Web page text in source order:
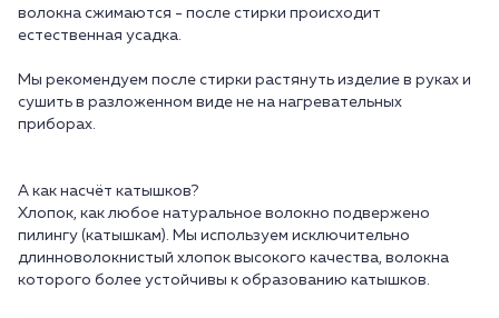
волокна сжимаются - после стирки происходит
естественная усадка.
Мы рекомендуем после стирки растянуть изделие в руках и
сушить в разложенном виде не на нагревательных
приборах.
А как насчёт катышков?
Хлопок, как любое натуральное волокно подвержено
пилингу (катышкам). Мы используем исключительно
длинноволокнистый хлопок высокого качества, волокна